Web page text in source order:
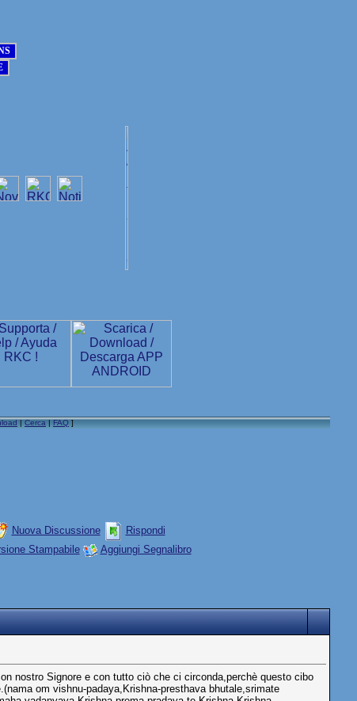
|Cerca|FAQ]
Nuova Discussione
Rispondi
Stampabile
Aggiungi Segnalibro
nostro Signore e con tutto ciò che ci circonda,perchè questo cibo
om vishnu-padaya,Krishna-presthava bhutale,srimate